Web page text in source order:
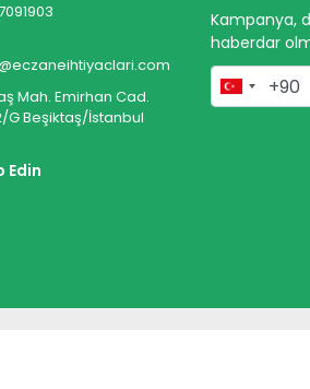
Mah. Emirhan Cad.
G Beşiktaş/İstanbul
Edin
Kampanya,
haberdar